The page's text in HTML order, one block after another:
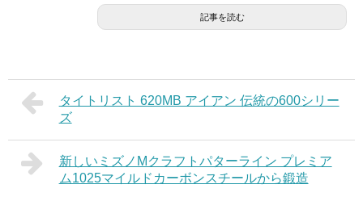
記事を読む
タイトリスト 620MB アイアン 伝統の600シリー
ズ
新しいミズノMクラフトパターライン プレミア
ム1025マイルドカーボンスチールから鍛造